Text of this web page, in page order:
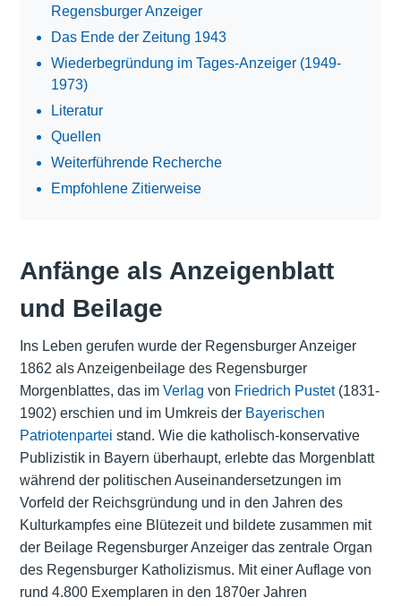
Regensburger Anzeiger
Das Ende der Zeitung 1943
Wiederbegründung im Tages-Anzeiger (1949-
1973)
Literatur
Quellen
Weiterführende Recherche
Empfohlene Zitierweise
Anfänge als Anzeigenblatt
und Beilage
Ins Leben gerufen wurde der Regensburger Anzeiger
1862 als Anzeigenbeilage des Regensburger
Morgenblattes, das im Verlag von Friedrich Pustet(1831-
1902) erschien und im Umkreis der Bayerischen
Patriotenpartei stand. Wie die katholisch-konservative
Publizistik in Bayern überhaupt, erlebte das Morgenblatt
während der politischen Auseinandersetzungen im
Vorfeld der Reichsgründung und in den Jahren des
Kulturkampfes eine Blütezeit und bildete zusammen mit
der Beilage Regensburger Anzeiger das zentrale Organ
des Regensburger Katholizismus. Mit einer Auflage von
rund 4.800 Exemplaren in den 1870er Jahren